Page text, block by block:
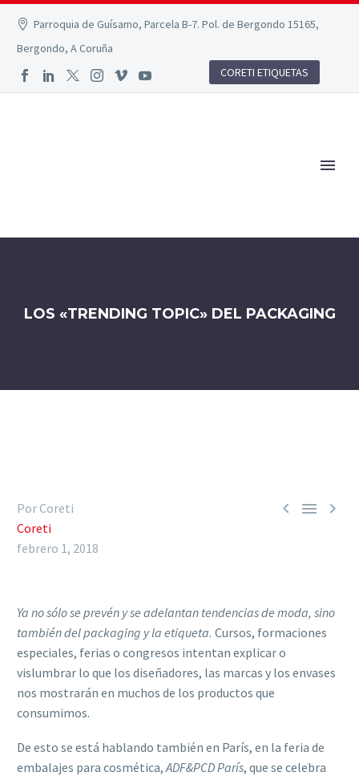
Parroquia de Guísamo, Parcela B-7. Pol. de Bergondo 15165,
Bergondo, A Coruña
CORETI ETIQUETAS
LOS «TRENDING TOPIC» DEL PACKAGING
  
Por Coreti
Coreti
febrero 1, 2018
Ya no sólo se prevén y se adelantan tendencias de moda, sino
también del packaging y la etiqueta. Cursos, formaciones
especiales, ferias o congresos intentan explicar o
vislumbrar lo que los diseñadores, las marcas y los envases
nos mostrarán en muchos de los productos que
consumimos.
De esto se está hablando también en París, en la feria de
embalajes para cosmética, ADF&PCD París, que se celebra